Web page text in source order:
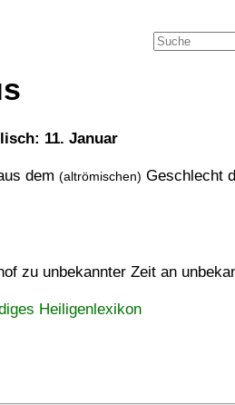
11. Januar
dem (altrömischen) Geschlecht
zu unbekannter Zeit an
Heiligenlexikon